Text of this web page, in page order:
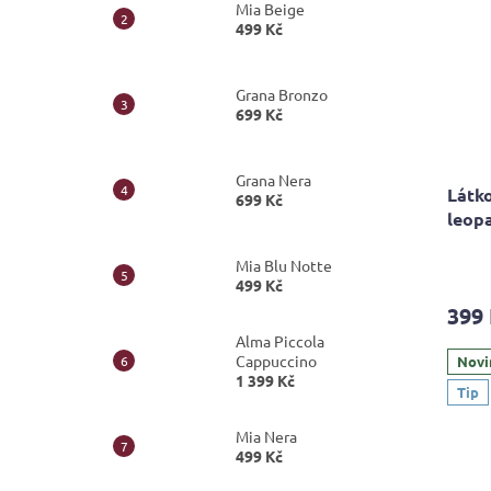
Mia Beige
499 Kč
Grana Bronzo
699 Kč
Grana Nera
699 Kč
Mia Blu Notte
499 Kč
Alma Piccola
Cappuccino
1 399 Kč
Mia Nera
499 Kč
je
5
399
Tip